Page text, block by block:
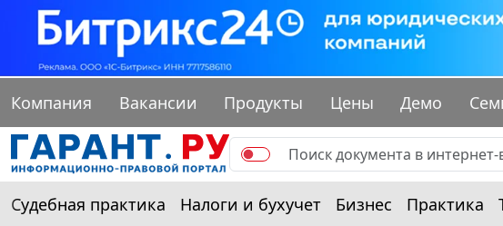
Компания Вакансии Продукты Цены Демо
Судебная практика Налоги и бухучет Бизнес Практика